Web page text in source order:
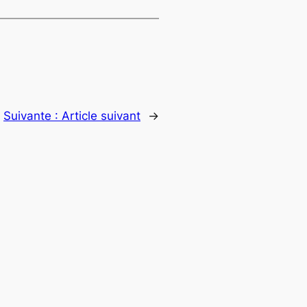
Suivante : Article suivant →